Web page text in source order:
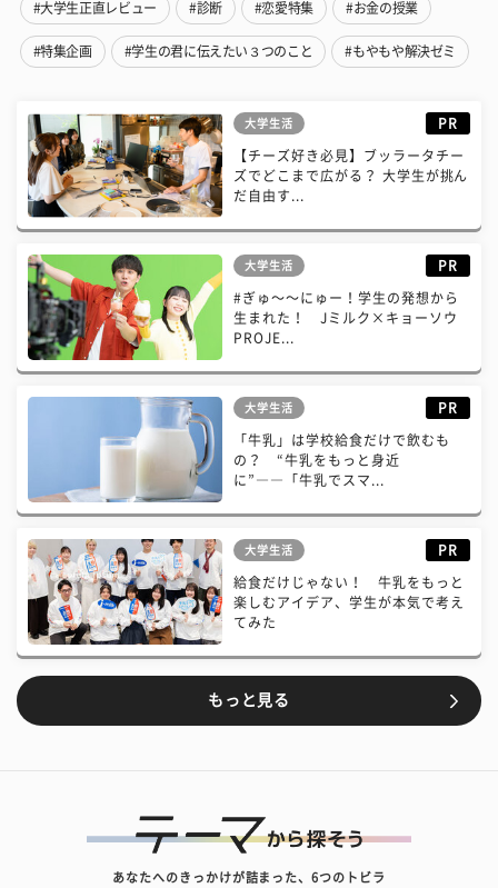
#大学生正直レビュー #診断 #恋愛特集 #お金の授業
#特集企画 #学生の君に伝えたい３つのこと #もやもや解決ゼミ
大学生活 PR
【チーズ好き必見】ブッラータチー
ズでどこまで広がる？ 大学生が挑ん
だ自由す...
大学生活 PR
#ぎゅ〜〜にゅー！学生の発想から
生まれた！ Jミルク×キョーソウ
PROJE...
大学生活 PR
「牛乳」は学校給食だけで飲むも
の？ “牛乳をもっと身近
に”――「牛乳でスマ...
大学生活 PR
給食だけじゃない！ 牛乳をもっと
楽しむアイデア、学生が本気で考え
てみた
もっと見る
あなたへのきっかけが詰まった、6つのトビラ